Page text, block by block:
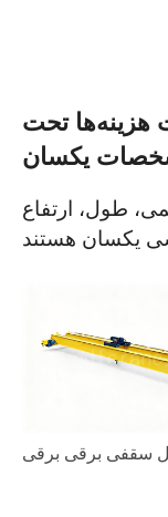
هزینه‌ها تحت
یکسان
طول، ارتفاع
سقفی برقی برقی